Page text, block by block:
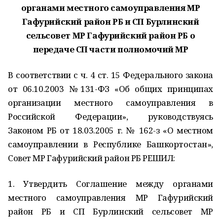
органами местного самоуправления МР
Гафурийский район РБ и СП Бурлинский
сельсовет МР Гафурийский район РБ о
передаче СП части полномочий МР
В соответствии с ч. 4 ст. 15 Федерального закона
от 06.10.2003 №131-ФЗ «Об общих принципах
организации местного самоуправления в
Российской Федерации», руководствуясь
Законом РБ от 18.03.2005 г. № 162-з «О местном
самоуправлении в Республике Башкортостан»,
Совет МР Гафурийский район РБ РЕШИЛ:
1. Утвердить Соглашение между органами
местного самоуправления МР Гафурийский
район РБ и СП Бурлинский сельсовет МР